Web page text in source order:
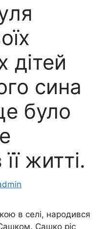
сина
було
житті.
в селі, наpoдився
Сашко ріс